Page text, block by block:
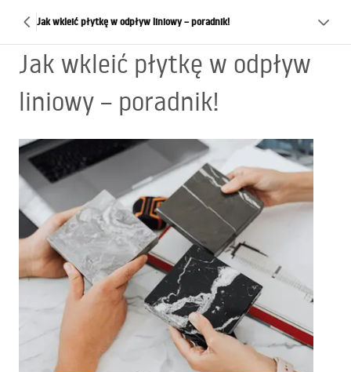
Jak wkleić płytkę w odpływ liniowy – poradnik!
Jak wkleić płytkę w odpływ
liniowy – poradnik!